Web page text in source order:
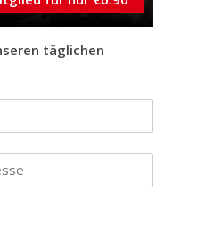
täglichen